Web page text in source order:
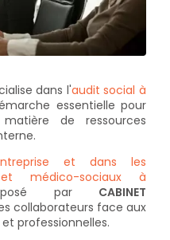
dans l'audit social à
essentielle pour
de ressources
et dans les
médico-sociaux à
par CABINET
collaborateurs face aux
professionnelles.